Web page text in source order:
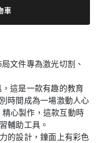
車
文件專為激光切割、
這是一款有趣的教育
時間成為一場激動人心
心製作，這款互動時
輔助工具。
的設計，鐘面上有彩色